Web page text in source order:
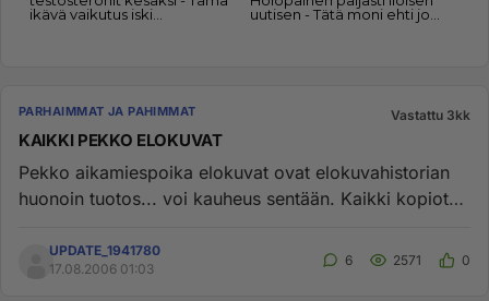
PARHAIMMAT JA PAHIMMAT Vastattu 3kk
KAIKKI PEKKO ELOKUVAT
Pekko aikamiespoika elokuvat ovat elokuvahistorian
huonoin tuotos... voi kauheus sentään. Kaikki kopiot
UPDATE_1941780
17.08.2006 01:03
6 2571 0